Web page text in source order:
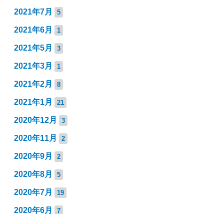
2021年7月 5
2021年6月 1
2021年5月 3
2021年3月 1
2021年2月 8
2021年1月 21
2020年12月 3
2020年11月 2
2020年9月 2
2020年8月 5
2020年7月 19
2020年6月 7